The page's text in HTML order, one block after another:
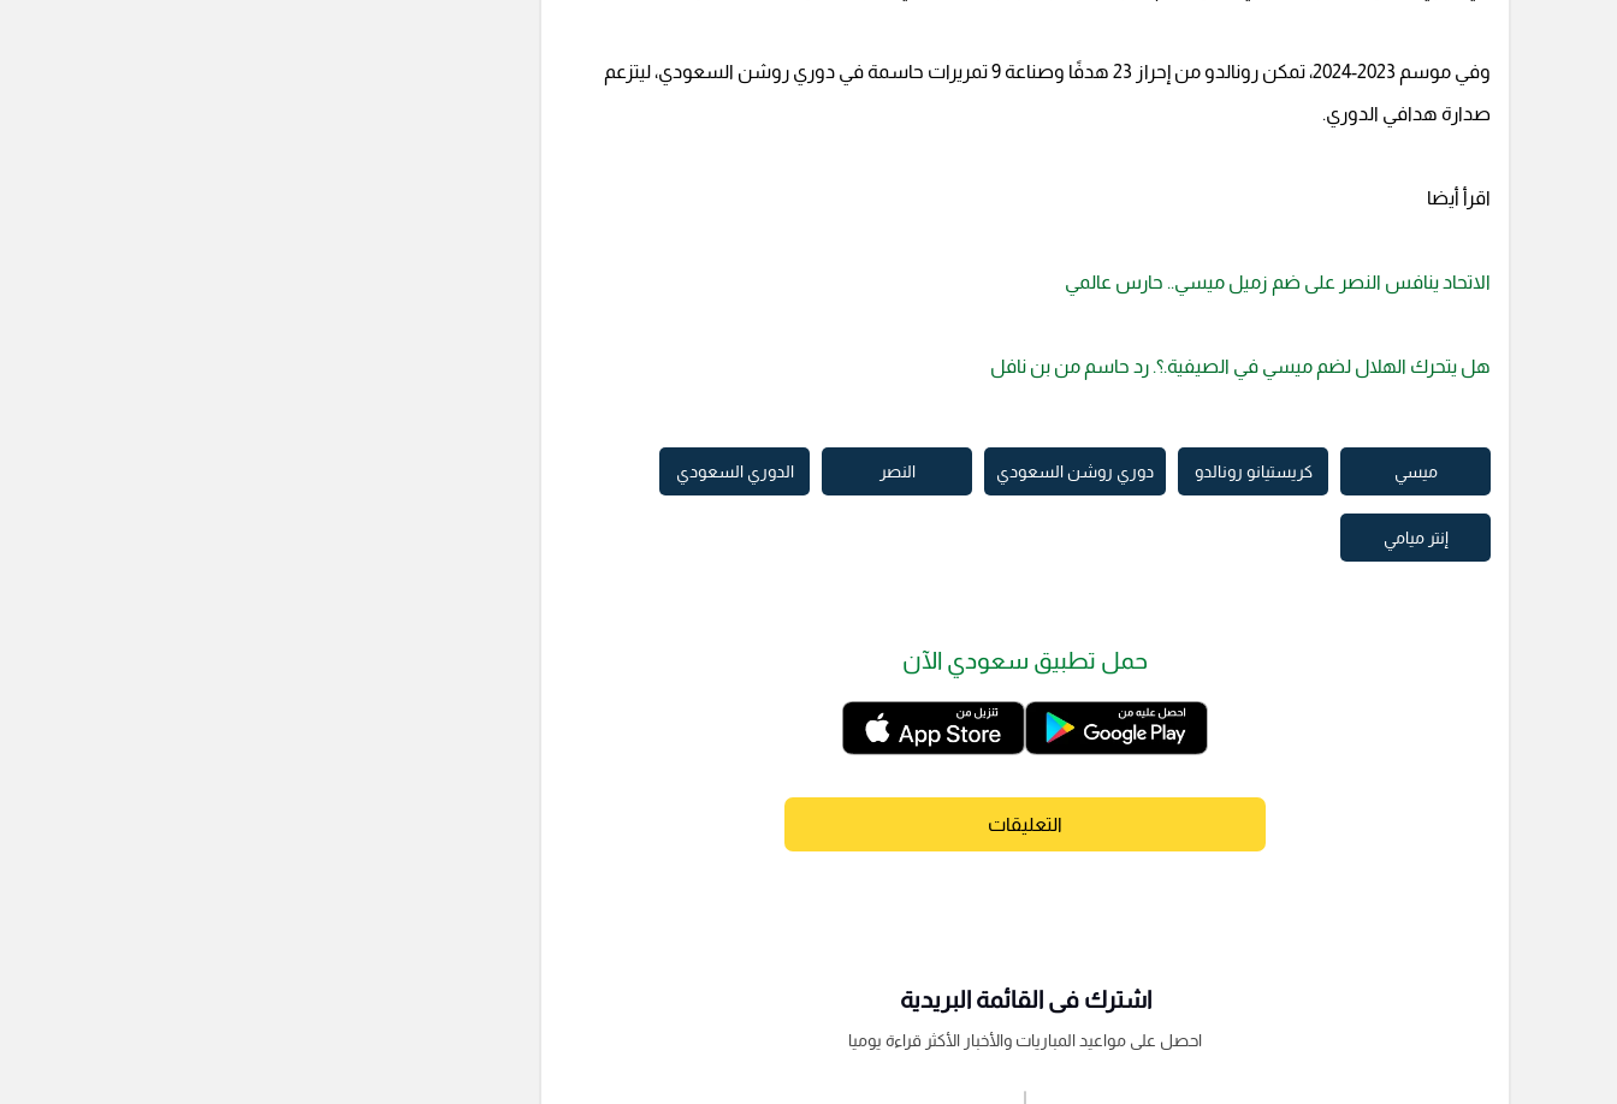
وفي موسم 2023-2024، تمكن رونالدو من إحراز 23 هدفًا وصناعة 9 تمريرات حاسمة في دوري روشن السعودي، ليتزعم
صدارة هدافي الدوري.
اقرأ أيضا
الاتحاد ينافس النصر على ضم زميل ميسي.. حارس عالمي
هل يتحرك الهلال لضم ميسي في الصيفية.؟. رد حاسم من بن نافل
ميسي كريستيانو رونالدو دوري روشن السعودي النصر الدوري السعودي
إنتر ميامي
حمل تطبيق سعودي الآن
التعليقات
اشترك فى القائمة البريدية
احصل على مواعيد المباريات والأخبار الأكثر قراءة يوميا